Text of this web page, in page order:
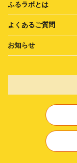
ふるラボとは
よくあるご質問
お知らせ